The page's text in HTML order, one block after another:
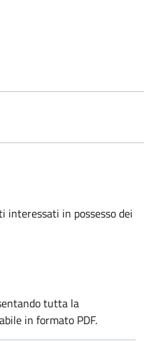
in possesso dei
tutta la
in formato PDF.